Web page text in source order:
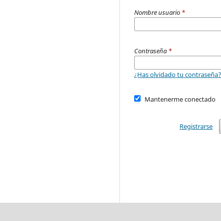
Nombre usuario *
Contraseña *
¿Has olvidado tu contraseña?
Mantenerme conectado
Registrarse